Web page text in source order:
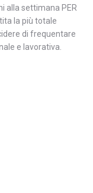
alla settimana PER
la più totale
di frequentare
e lavorativa.